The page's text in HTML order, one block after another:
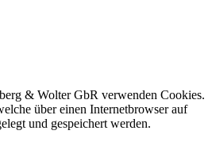
& Wolter GbR verwenden Cookies.
über einen Internetbrowser auf
und gespeichert werden.